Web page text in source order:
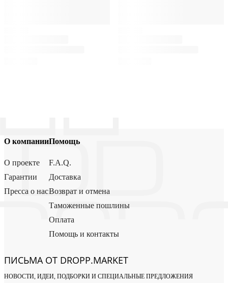
О компании
О проекте
Гарантии
Пресса о нас
Помощь
F.A.Q.
Доставка
Возврат и отмена
Таможенные пошлины
Оплата
Помощь и контакты
ПИСЬМА ОТ DROPP.MARKET
НОВОСТИ, ИДЕИ, ПОДБОРКИ И СПЕЦИАЛЬНЫЕ ПРЕДЛОЖЕНИЯ